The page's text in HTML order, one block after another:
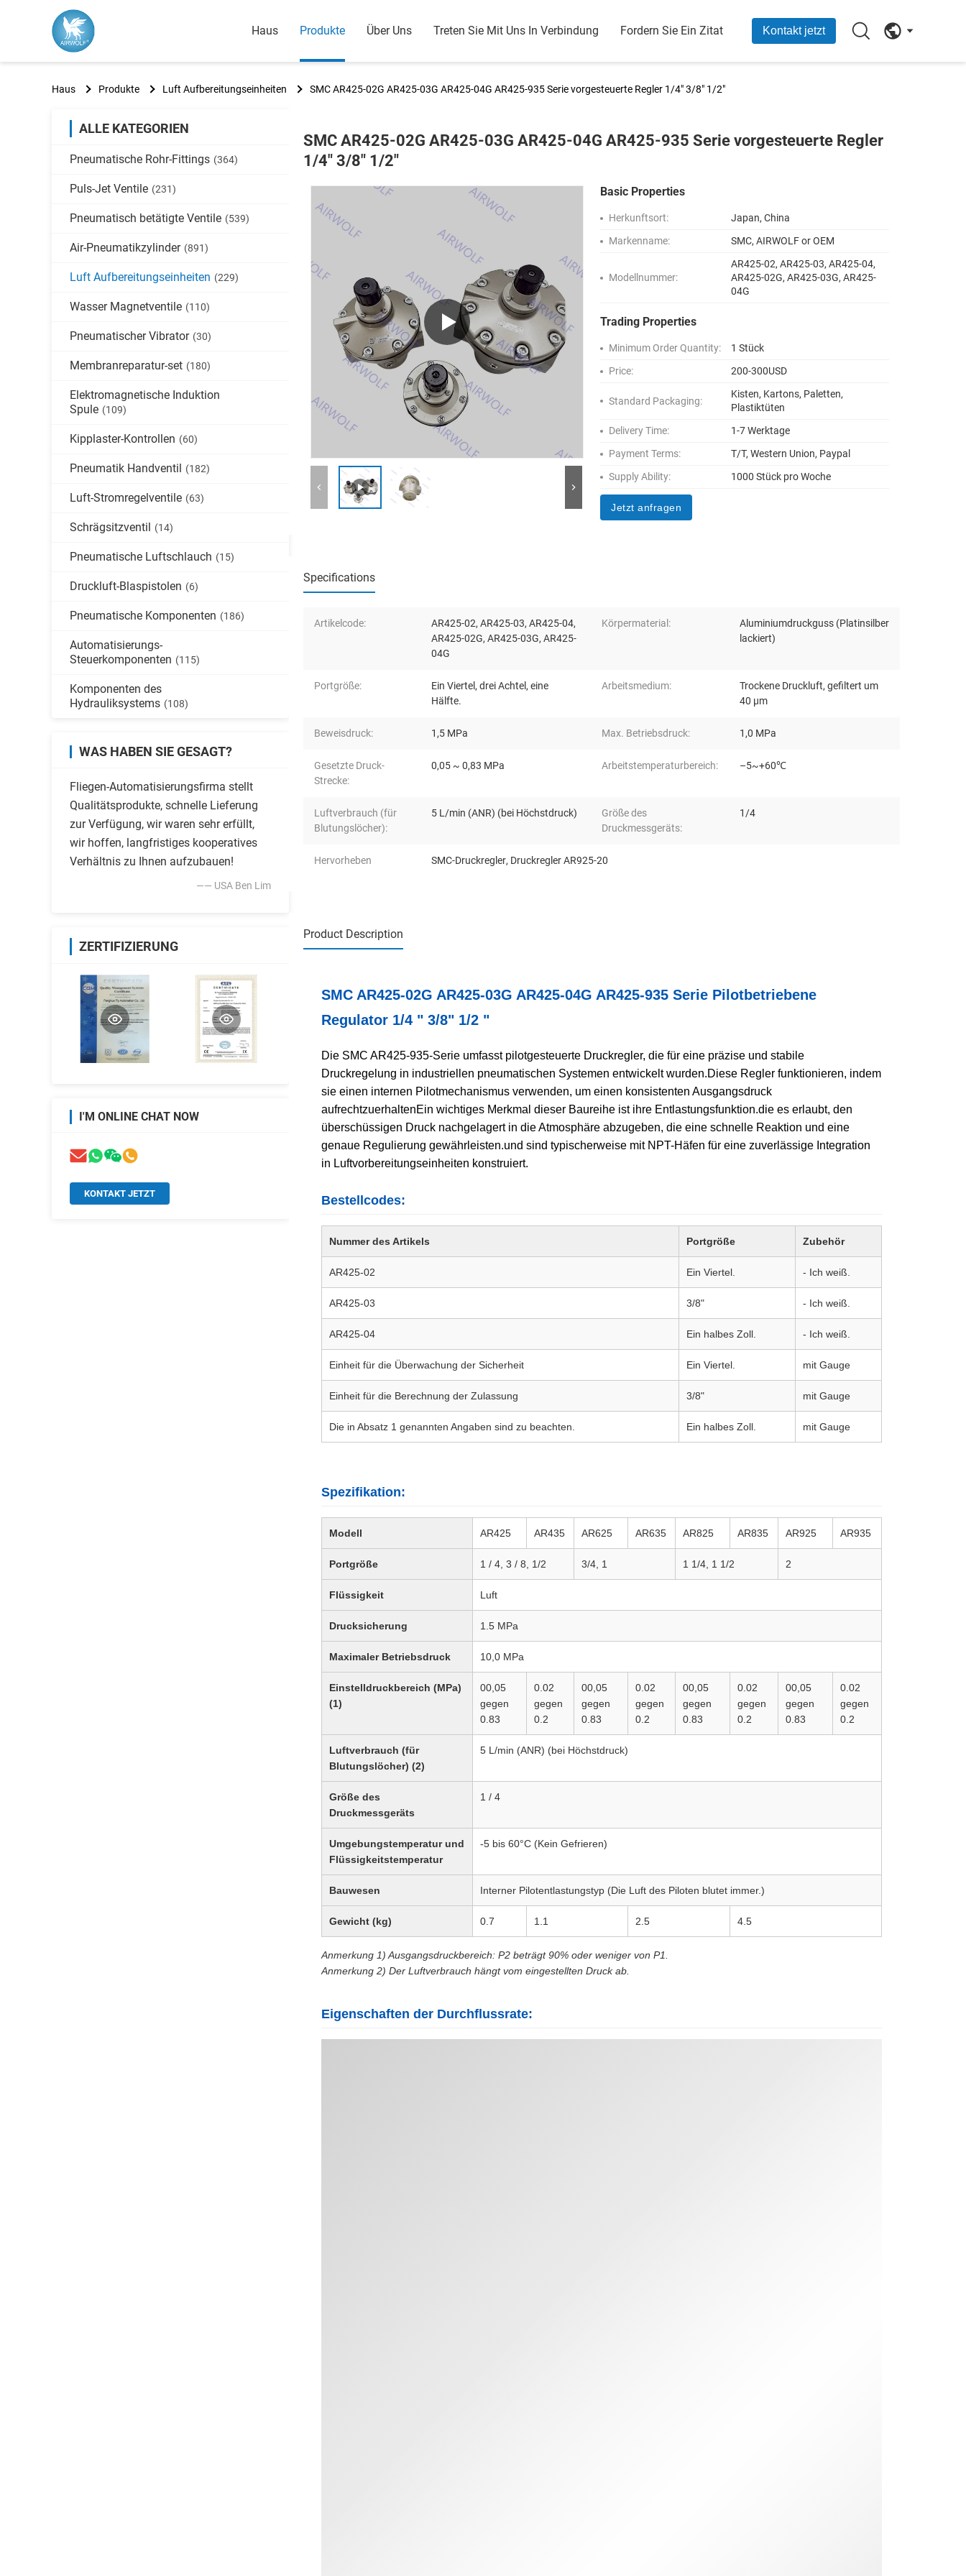
Haus Produkte Über Uns Treten Sie Mit Uns In Verbindung Fordern Sie Ein Zitat Kontakt jetzt
Haus Produkte Luft Aufbereitungseinheiten SMC AR425-02G AR425-03G AR425-04G AR425-935 Serie vorgesteuerte Regler 1/4" 3/8" 1/2"
ALLE KATEGORIEN
Pneumatische Rohr-Fittings (364)
Puls-Jet Ventile (231)
Pneumatisch betätigte Ventile (539)
Air-Pneumatikzylinder (891)
Luft Aufbereitungseinheiten (229)
Wasser Magnetventile (110)
Pneumatischer Vibrator (30)
Membranreparatur-set (180)
Elektromagnetische Induktion
Spule (109)
Kipplaster-Kontrollen (60)
Pneumatik Handventil (182)
Luft-Stromregelventile (63)
Schrägsitzventil (14)
Pneumatische Luftschlauch (15)
Druckluft-Blaspistolen (6)
Pneumatische Komponenten (186)
Automatisierungs-
Steuerkomponenten (115)
Komponenten des
Hydrauliksystems (108)
WAS HABEN SIE GESAGT?
Fliegen-Automatisierungsfirma stellt
Qualitätsprodukte, schnelle Lieferung
zur Verfügung, wir waren sehr erfüllt,
wir hoffen, langfristiges kooperatives
Verhältnis zu Ihnen aufzubauen!
—— USA Ben Lim
ZERTIFIZIERUNG
I'M ONLINE CHAT NOW
KONTAKT JETZT
SMC AR425-02G AR425-03G AR425-04G AR425-935 Serie vorgesteuerte Regler
1/4" 3/8" 1/2"
Basic Properties
Herkunftsort:
Japan, China
Markenname:
SMC, AIRWOLF or OEM
Modellnummer:
AR425-02, AR425-03, AR425-04,
AR425-02G, AR425-03G, AR425-
04G
Trading Properties
Minimum Order Quantity:
1 Stück
Price:
200-300USD
Standard Packaging:
Kisten, Kartons, Paletten,
Plastiktüten
Delivery Time:
1-7 Werktage
Payment Terms:
T/T, Western Union, Paypal
Supply Ability:
1000 Stück pro Woche
Jetzt anfragen
Specifications
Artikelcode:
AR425-02, AR425-03, AR425-04,
AR425-02G, AR425-03G, AR425-
04G
Körpermaterial:
Aluminiumdruckguss (Platinsilber
lackiert)
Portgröße:
Ein Viertel, drei Achtel, eine
Hälfte.
Arbeitsmedium:
Trockene Druckluft, gefiltert um
40 μm
Beweisdruck: 1,5 MPa Max. Betriebsdruck: 1,0 MPa
Gesetzte Druck-
Strecke:
0,05 ~ 0,83 MPa Arbeitstemperaturbereich: –5~+60℃
Luftverbrauch (für
Blutungslöcher):
5 L/min (ANR) (bei Höchstdruck)
Größe des
Druckmessgeräts:
1/4
Hervorheben SMC-Druckregler, Druckregler AR925-20
Product Description
SMC AR425-02G AR425-03G AR425-04G AR425-935 Serie Pilotbetriebene
Regulator 1/4 " 3/8" 1/2 "
Die SMC AR425-935-Serie umfasst pilotgesteuerte Druckregler, die für eine präzise und stabile
Druckregelung in industriellen pneumatischen Systemen entwickelt wurden.Diese Regler funktionieren, indem
sie einen internen Pilotmechanismus verwenden, um einen konsistenten Ausgangsdruck
aufrechtzuerhaltenEin wichtiges Merkmal dieser Baureihe ist ihre Entlastungsfunktion.die es erlaubt, den
überschüssigen Druck nachgelagert in die Atmosphäre abzugeben, die eine schnelle Reaktion und eine
genaue Regulierung gewährleisten.und sind typischerweise mit NPT-Häfen für eine zuverlässige Integration
in Luftvorbereitungseinheiten konstruiert.
Bestellcodes:
Nummer des Artikels Portgröße Zubehör
AR425-02 Ein Viertel. - Ich weiß.
AR425-03 3/8" - Ich weiß.
AR425-04 Ein halbes Zoll. - Ich weiß.
Einheit für die Überwachung der Sicherheit Ein Viertel. mit Gauge
Einheit für die Berechnung der Zulassung 3/8" mit Gauge
Die in Absatz 1 genannten Angaben sind zu beachten. Ein halbes Zoll. mit Gauge
Spezifikation:
Modell AR425 AR435 AR625 AR635 AR825 AR835 AR925 AR935
Portgröße 1 / 4, 3 / 8, 1/2 3/4, 1 1 1/4, 1 1/2 2
Flüssigkeit Luft
Drucksicherung 1.5 MPa
Maximaler Betriebsdruck 10,0 MPa
Einstelldruckbereich (MPa)
(1)
00,05
gegen
0.83
0.02
gegen
0.2
00,05
gegen
0.83
0.02
gegen
0.2
00,05
gegen
0.83
0.02
gegen
0.2
00,05
gegen
0.83
0.02
gegen
0.2
Luftverbrauch (für
Blutungslöcher) (2)
5 L/min (ANR) (bei Höchstdruck)
Größe des
Druckmessgeräts
1 / 4
Umgebungstemperatur und
Flüssigkeitstemperatur
-5 bis 60°C (Kein Gefrieren)
Bauwesen Interner Pilotentlastungstyp (Die Luft des Piloten blutet immer.)
Gewicht (kg) 0.7 1.1 2.5 4.5
Anmerkung 1) Ausgangsdruckbereich: P2 beträgt 90% oder weniger von P1.
Anmerkung 2) Der Luftverbrauch hängt vom eingestellten Druck ab.
Eigenschaften der Durchflussrate: